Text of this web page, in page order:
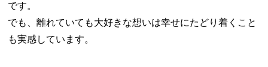
です。
でも、離れていても大好きな想いは幸せにたどり着くこと
も実感しています。